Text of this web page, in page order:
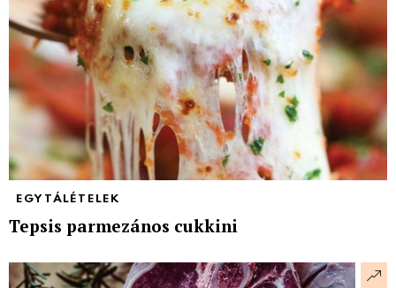
EGYTÁLÉTELEK
Tepsis parmezános cukkini